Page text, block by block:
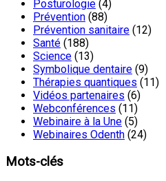
Posturologie (4)
Prévention (88)
Prévention sanitaire (12)
Santé (188)
Science (13)
Symbolique dentaire (9)
Thérapies quantiques (11)
Vidéos partenaires (6)
Webconférences (11)
Webinaire à la Une (5)
Webinaires Odenth (24)
Mots-clés